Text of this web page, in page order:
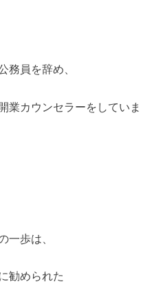
務員を辞め、
業カウンセラーをしていま
一歩は、
勧められた